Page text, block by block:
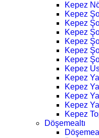
Kepez
Kepez
Kepez
Kepez
Kepez
Kepez
Kepez
Kepez
Kepez
Kepez
Kepez
Kepez
Kepez
Döşemealtı